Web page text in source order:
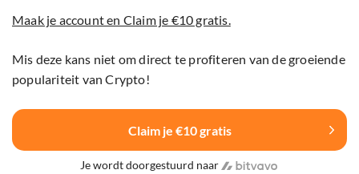
Maak je account en Claim je €10 gratis.
Mis deze kans niet om direct te profiteren van de groeiende
populariteit van Crypto!
Claim je €10 gratis
Je wordt doorgestuurd naar